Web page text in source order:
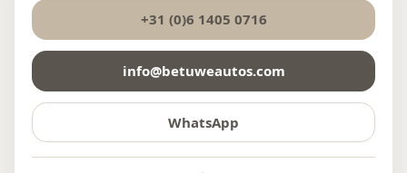
+31 (0)6 1405 0716
info@betuweautos.com
WhatsApp